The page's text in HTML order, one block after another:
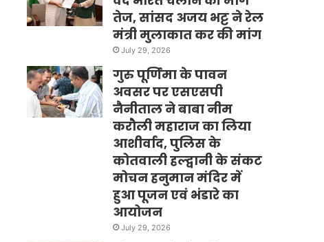
तेज, सांसद अजय भट्ट ने रेल
मंत्री मुलाकात कर की मांग
July 29, 2026
गुरु पूर्णिमा के पावन
अवसर पर एसएसपी
नैनीताल ने बाबा नीम
करौली महाराज का लिया
आशीर्वाद, पुलिस के
कोतवाली हल्द्वानी के संकट
मोचन हनुमान मंदिर में
हुआ पूजन एवं भंडारे का
आयोजन
July 29, 2026